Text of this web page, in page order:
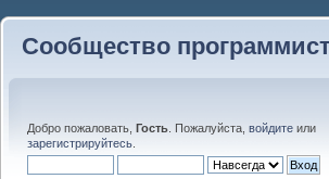
Сообщество
Добро пожаловать, Гость . Пожалуйста, войдите или
зарегистрируйтесь